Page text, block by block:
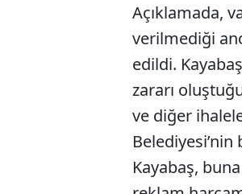
Açıklamada,
verilmediği
edildi.
zararı
ve diğer
Belediyesi’nin
Kayabaş,